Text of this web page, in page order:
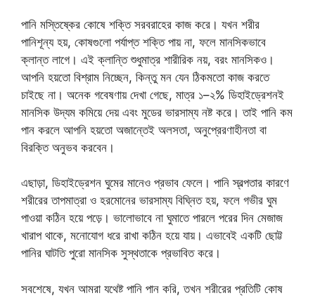
পানি মস্তিষ্কের কোষে শক্তি সরবরাহের কাজ করে। যখন শরীর
পানিশূন্য হয়, কোষগুলো পর্যাপ্ত শক্তি পায় না, ফলে মানসিকভাবে
ক্লান্ত লাগে। এই ক্লান্তি শুধুমাত্র শারীরিক নয়, বরং মানসিকও।
আপনি হয়তো বিশ্রাম নিচ্ছেন, কিন্তু মন যেন ঠিকমতো কাজ করতে
চাইছে না। অনেক গবেষণায় দেখা গেছে, মাত্র ১–২% ডিহাইড্রেশনই
মানসিক উদ্যম কমিয়ে দেয় এবং মুডের ভারসাম্য নষ্ট করে। তাই পানি কম
পান করলে আপনি হয়তো অজান্তেই অলসতা, অনুপ্রেরণাহীনতা বা
বিরক্তি অনুভব করবেন।
এছাড়া, ডিহাইড্রেশন ঘুমের মানেও প্রভাব ফেলে। পানি স্বল্পতার কারণে
শরীরের তাপমাত্রা ও হরমোনের ভারসাম্য বিঘ্নিত হয়, ফলে গভীর ঘুম
পাওয়া কঠিন হয়ে পড়ে। ভালোভাবে না ঘুমাতে পারলে পরের দিন মেজাজ
খারাপ থাকে, মনোযোগ ধরে রাখা কঠিন হয়ে যায়। এভাবেই একটি ছোট্ট
পানির ঘাটতি পুরো মানসিক সুস্থতাকে প্রভাবিত করে।
সবশেষে, যখন আমরা যথেষ্ট পানি পান করি, তখন শরীরের প্রতিটি কোষ